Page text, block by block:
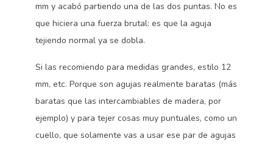
mm y acabó partiendo una de las dos puntas. No es
que hiciera una fuerza brutal: es que la aguja
tejiendo normal ya se dobla.
Si las recomiendo para medidas grandes, estilo 12
mm, etc. Porque son agujas realmente baratas (más
baratas que las intercambiables de madera, por
ejemplo) y para tejer cosas muy puntuales, como un
cuello, que solamente vas a usar ese par de agujas